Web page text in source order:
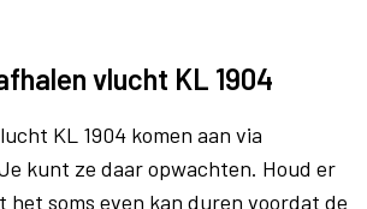
vlucht KL 1904
KL 1904 komen aan via
kunt ze daar opwachten. Houd er
het soms even kan duren voordat de